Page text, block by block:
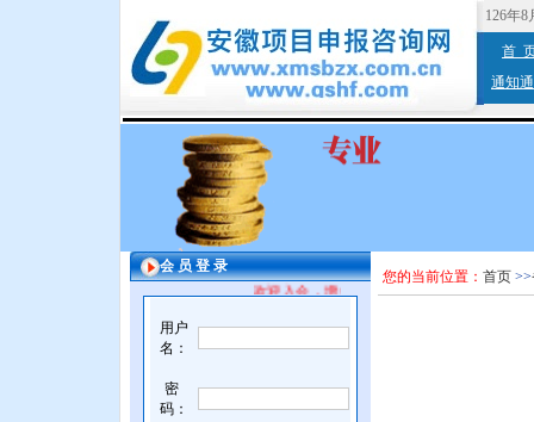
126年8
首
通知
会 员 登 录
欢迎入会，增值服务。
用户
名：
密
码：
您的当前位置： 首页 >>